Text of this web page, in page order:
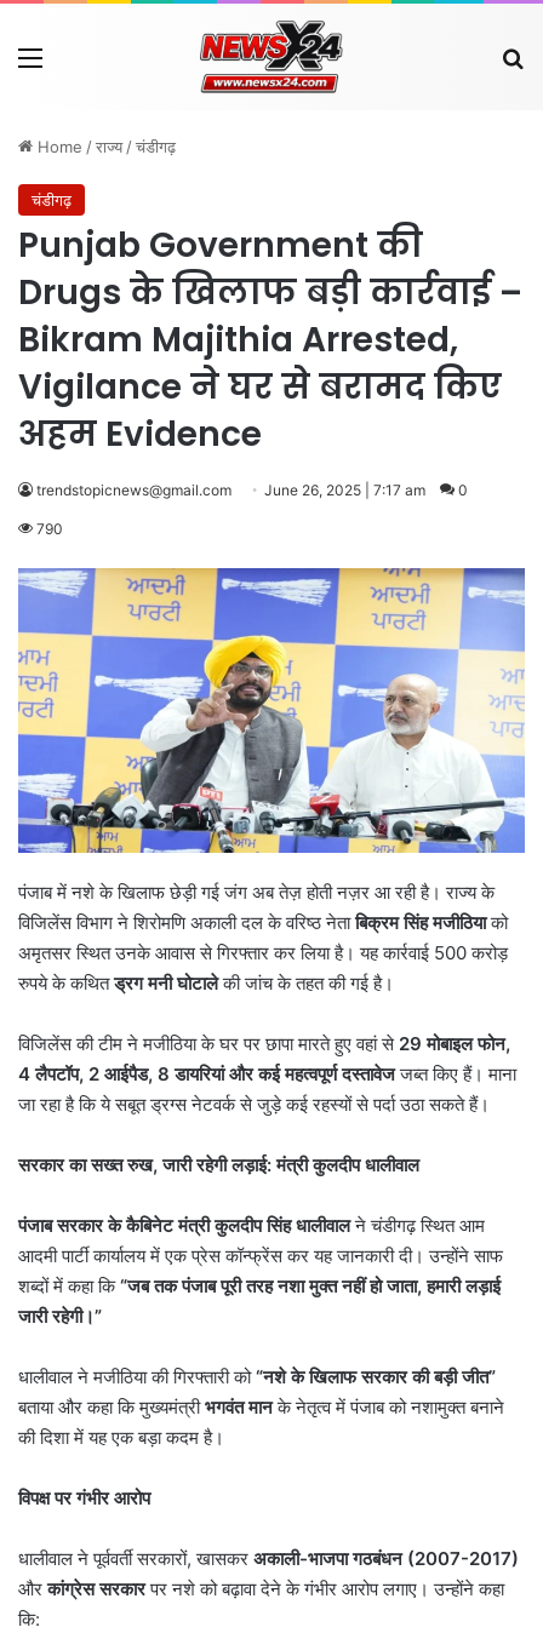
Menu
Home /राज्य /चंडीगढ़
चंडीगढ़
Punjab Government की
Drugs के खिलाफ बड़ी कार्रवाई –
Bikram Majithia Arrested,
Vigilance ने घर से बरामद किए
अहम Evidence
trendstopicnews@gmail.com June 26, 2025 | 7:17 am 0
790
पंजाब में नशे के खिलाफ छेड़ी गई जंग अब तेज़ होती नज़र आ रही है। राज्य के
विजिलेंस विभाग ने शिरोमणि अकाली दल के वरिष्ठ नेताबिक्रम सिंह मजीठियाको
अमृतसर स्थित उनके आवास से गिरफ्तार कर लिया है। यह कार्रवाई 500 करोड़
रुपये के कथितड्रग मनी घोटालेकी जांच के तहत की गई है।
विजिलेंस की टीम ने मजीठिया के घर पर छापा मारते हुए वहां से 29मोबाइल फोन,
4लैपटॉप, 2 आईपैड, 8डायरियां और कई महत्वपूर्ण दस्तावेजजब्त किए हैं। माना
जा रहा है कि ये सबूत ड्रग्स नेटवर्क से जुड़े कई रहस्यों से पर्दा उठा सकते हैं।
सरकार का सख्त रुख,जारी रहेगी लड़ाई: मंत्री कुलदीप धालीवाल
पंजाब सरकार के कैबिनेट मंत्री कुलदीप सिंह धालीवालने चंडीगढ़ स्थित आम
आदमी पार्टी कार्यालय में एक प्रेस कॉन्फ्रेंस कर यह जानकारी दी। उन्होंने साफ
शब्दों में कहा कि“जब तक पंजाब पूरी तरह नशा मुक्त नहीं हो जाता,हमारी लड़ाई
जारी रहेगी।”
धालीवाल ने मजीठिया की गिरफ्तारी को“नशे के खिलाफ सरकार की बड़ी जीत”
बताया और कहा कि मुख्यमंत्रीभगवंत मानके नेतृत्व में पंजाब को नशामुक्त बनाने
की दिशा में यह एक बड़ा कदम है।
विपक्ष पर गंभीर आरोप
धालीवाल ने पूर्ववर्ती सरकारों, खासकर अकाली-भाजपा गठबंधन (2007-2017)
औरकांग्रेस सरकारपर नशे को बढ़ावा देने के गंभीर आरोप लगाए। उन्होंने कहा
कि: